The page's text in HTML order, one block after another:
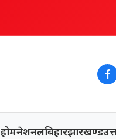
होमनेशनलबिहारझारखण्ड